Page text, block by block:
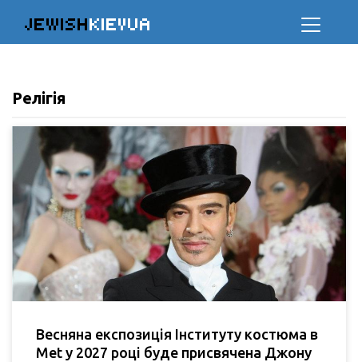
JEWISHKIEVUA
Релігія
Весняна експозиція Інституту костюма в
Меt у 2027 році буде присвячена Джону